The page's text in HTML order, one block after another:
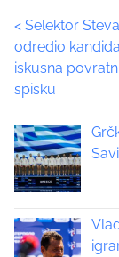
h
i
s
p
s
t
o
:
P
o
s
t
s
a
< Selektor
odredio
iskusna
spisku